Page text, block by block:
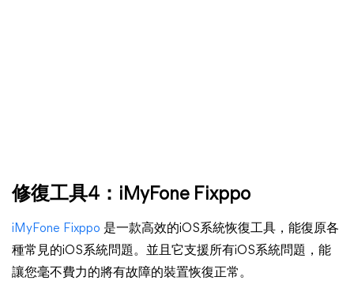
修復工具4：iMyFone Fixppo
iMyFone Fixppo 是一款高效的iOS系統恢復工具，能復原各
種常見的iOS系統問題。並且它支援所有iOS系統問題，能
讓您毫不費力的將有故障的裝置恢復正常。